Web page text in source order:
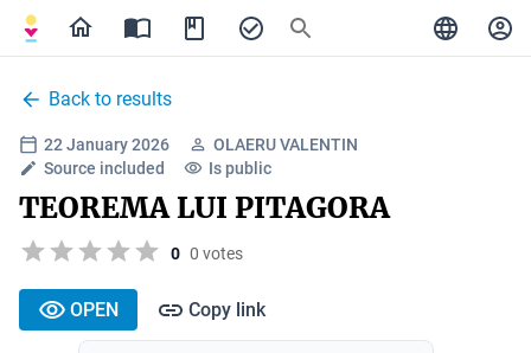
Back to results
22 January 2026
OLAERU VALENTIN
Source included
Is public
TEOREMA LUI PITAGORA
0 0 votes
OPEN Copy link